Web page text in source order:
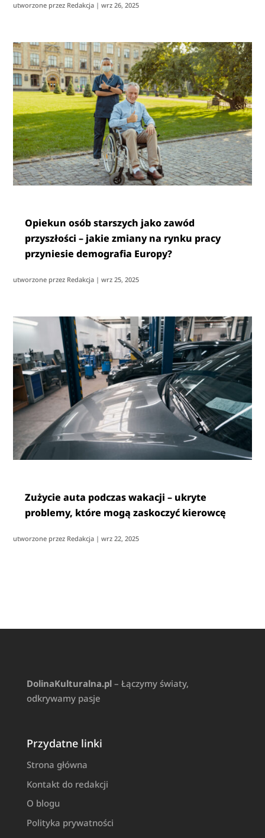
utworzone przez Redakcja |wrz 26, 2025
Opiekun osób starszych jako zawód
przyszłości – jakie zmiany na rynku pracy
przyniesie demografia Europy?
utworzone przez Redakcja |wrz 25, 2025
Zużycie auta podczas wakacji – ukryte
problemy, które mogą zaskoczyć kierowcę
utworzone przez Redakcja |wrz 22, 2025
DolinaKulturalna.pl– Łączymy światy,
odkrywamy pasje
Przydatne linki
Strona główna
Kontakt do redakcji
O blogu
Polityka prywatności